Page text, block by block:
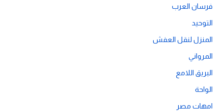
فرسان العرب
التوحيد
المنزل لنقل العفش
المرواني
البريق اللامع
الواحة
امهات مصر